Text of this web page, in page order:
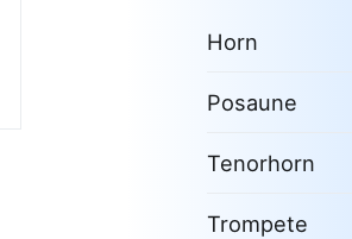
Horn
Posaune
Tenorhorn
Trompete